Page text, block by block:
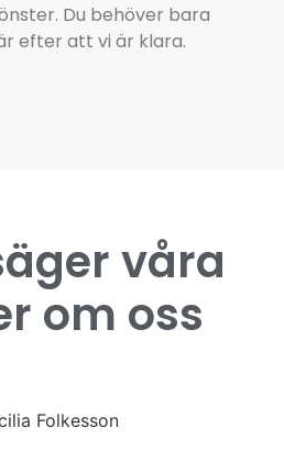
Du behöver bara
efter att vi är klara.
våra
om oss